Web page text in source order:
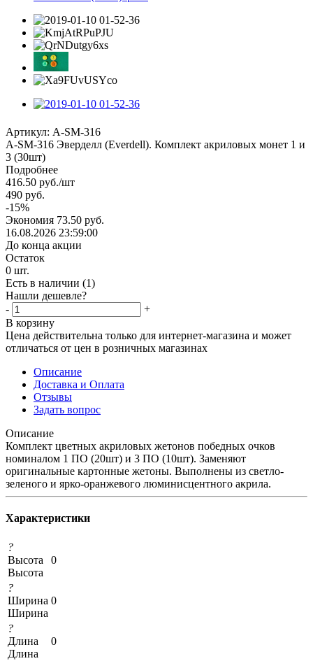
Артикул: A-SM-316
А-SM-316 Эверделл (Everdell). Комплект акриловых монет 1 и
3 (30шт)
Подробнее
416.50 руб./шт
490 руб.
-15%
Экономия 73.50 руб.
16.08.2026 23:59:00
До конца акции
Остаток
0 шт.
Есть в наличии (1)
Нашли дешевле?
-
+
В корзину
Цена действительна только для интернет-магазина и может
отличаться от цен в розничных магазинах
Описание
Доставка и Оплата
Отзывы
Задать вопрос
Описание
Комплект цветных акриловых жетонов победных очков
номиналом 1 ПО (20шт) и 3 ПО (10шт). Заменяют
оригинальные картонные жетоны. Выполнены из светло-
зеленого и ярко-оранжевого люминисцентного акрила.
Характеристики
?
Высота
Высота
0
?
Ширина
Ширина
0
?
Длина
Длина
0